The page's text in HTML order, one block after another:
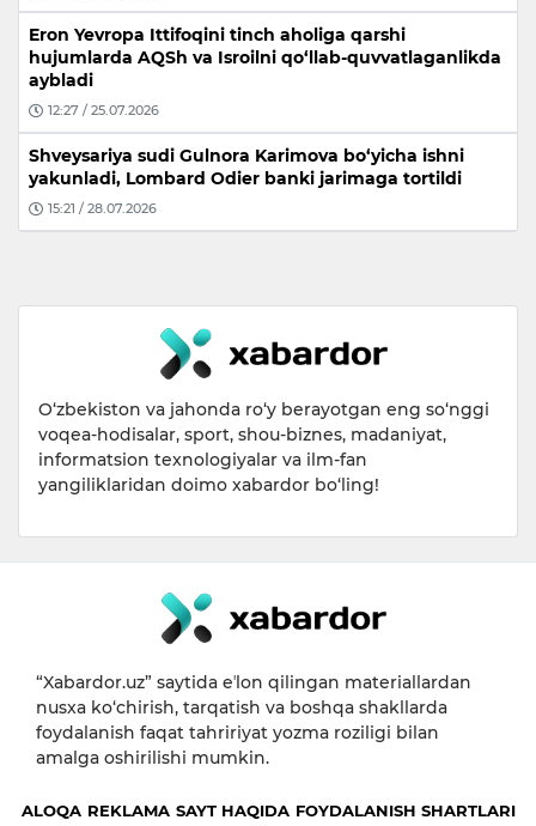
Eron Yevropa Ittifoqini tinch aholiga qarshi
hujumlarda AQSh va Isroilni qo‘llab-quvvatlaganlikda
aybladi
12:27 / 25.07.2026
Shveysariya sudi Gulnora Karimova bo‘yicha ishni
yakunladi, Lombard Odier banki jarimaga tortildi
15:21 / 28.07.2026
O‘zbekiston va jahonda ro‘y berayotgan eng so‘nggi
voqea-hodisalar, sport, shou-biznes, madaniyat,
informatsion texnologiyalar va ilm-fan
yangiliklaridan doimo xabardor bo‘ling!
“Xabardor.uz” saytida eʼlon qilingan materiallardan
nusxa ko‘chirish, tarqatish va boshqa shakllarda
foydalanish faqat tahririyat yozma roziligi bilan
amalga oshirilishi mumkin.
ALOQA REKLAMA SAYT HAQIDA FOYDALANISH SHARTLARI